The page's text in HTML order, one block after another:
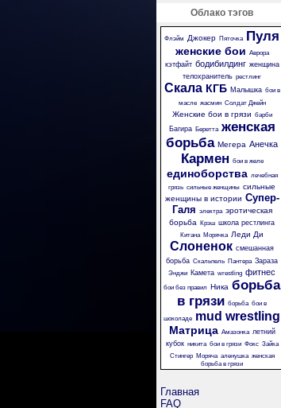
Облако тэгов
Флэйм Джокер Пяточка Пуля
женские бои Аврора
кэтфайт бодибилдинг женщина
телохранитель рестлинг
Скала КГБ Малышка бои в
масле жасмин Солдат Джейн
Женские бои в грязи барби
Багира Беретта женская
борьба Мегера Анечка
Кармен бои в желе
единоборства лечебная
грязь сильные женщины сильные
женщины в истории Супер-
Галя электра эротическая
борьба
Крэш школа рестлинга
Китана Морячка Леди Ди
Слоненок смешанная
борьба Скальпель Пантера Зараза
Энджи Камета wrestling фитнес
бои без правил Ника борьба
в грязи борьба бои в
шоколаде mud wrestling
Матрица Амазонка летний
кубок никита бои в грязи Фокс Зайка
Стингер
Моряча аленушка женская
борьба в грязи
Главная
FAQ